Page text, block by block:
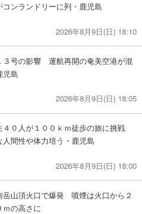
コンランドリーに列・鹿児島
2026年8月9日(日) 18:10
３号の影響 運航再開の奄美空港が混
児島
2026年8月9日(日) 18:05
４０人が１００ｋｍ徒歩の旅に挑戦
人間性や体力培う・鹿児島
2026年8月9日(日) 18:00
岳山頂火口で爆発 噴煙は火口から２
ｍの高さに